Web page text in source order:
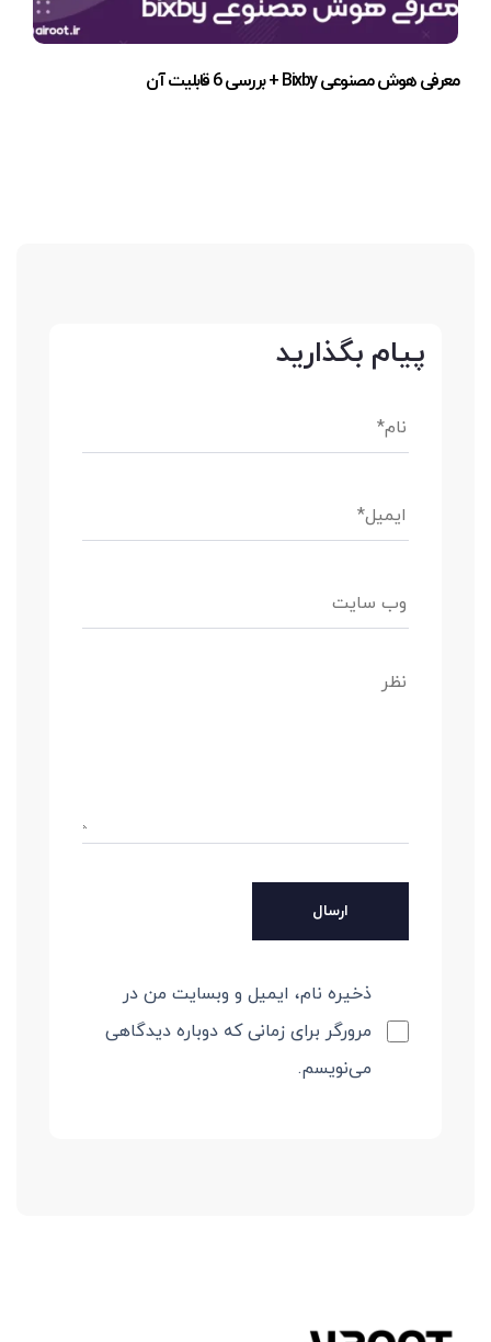
معرفی هوش مصنوعی Bixby + بررسی 6 قابلیت آن
پیام بگذارید
ذخیره نام، ایمیل و وبسایت من در
مرورگر برای زمانی که دوباره دیدگاهی
می‌نویسم.